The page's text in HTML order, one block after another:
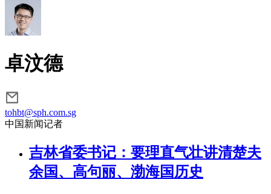
卓汶德
tohbt@sph.com.sg
中国新闻记者
吉林省委书记：要理直气壮讲清楚夫
余国、高句丽、渤海国历史